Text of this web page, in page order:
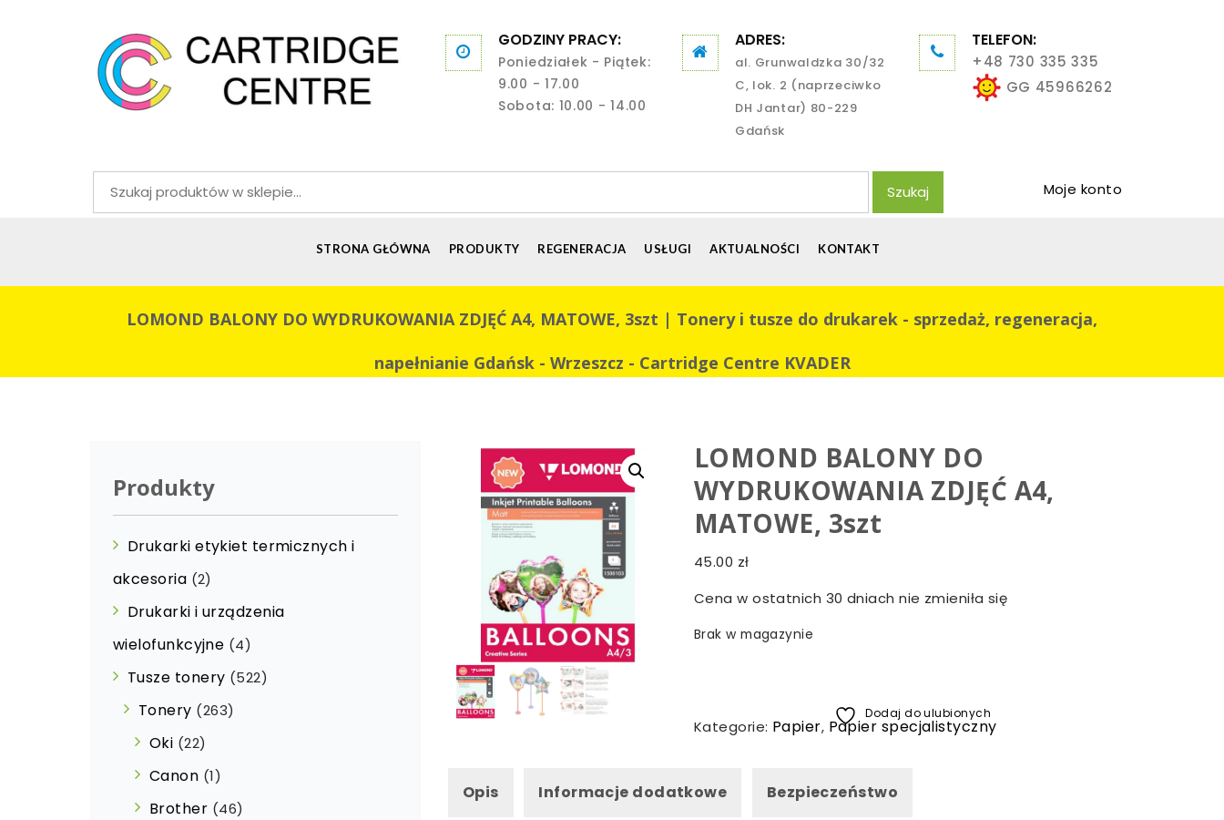
GODZINY PRACY:
Poniedziałek - Piątek:
9.00 - 17.00
Sobota: 10.00 - 14.00
ADRES:
al. Grunwaldzka 30/32
C, lok. 2 (naprzeciwko
DH Jantar) 80-229
Gdańsk
TELEFON:
+48 730 335 335
GG 45966262
Szukaj: Szukaj Moje konto
STRONA GŁÓWNA PRODUKTY REGENERACJA USŁUGI AKTUALNOŚCI KONTAKT
LOMOND BALONY DO WYDRUKOWANIA ZDJĘĆ A4, MATOWE, 3szt | Tonery i tusze do drukarek - sprzedaż, regeneracja,
napełnianie Gdańsk - Wrzeszcz - Cartridge Centre KVADER
LOMOND BALONY DO
WYDRUKOWANIA ZDJĘĆ A4,
MATOWE, 3szt
45.00 zł
Cena w ostatnich 30 dniach nie zmieniła się
Brak w magazynie
Dodaj do ulubionych
Kategorie: Papier, Papier specjalistyczny
Opis Informacje dodatkowe Bezpieczeństwo
Produkty
Drukarki etykiet termicznych i
akcesoria (2)
Drukarki i urządzenia
wielofunkcyjne (4)
Tusze tonery (522)
Tonery (263)
Oki (22)
Canon (1)
Brother (46)